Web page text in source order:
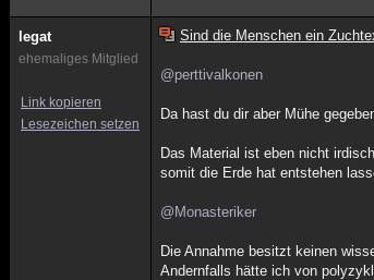
legat
ehemaliges Mitglied
Link kopieren
Lesezeichen setzen
Sind die Menschen ein
@perttivalkonen
Da hast du dir aber Mühe
Das Material ist eben nicht
somit die Erde hat entstehen
@Monasteriker
Die Annahme besitzt keinen
Andernfalls hätte ich von